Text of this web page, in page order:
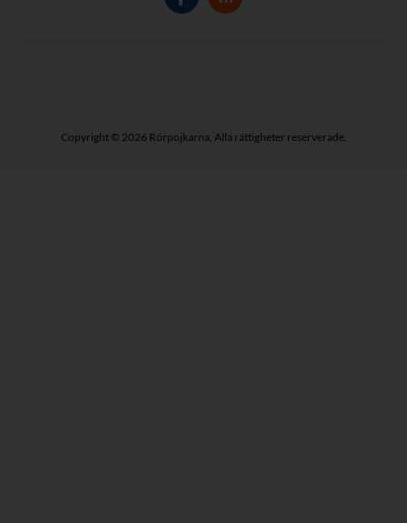
Copyright © 2026 Rörpojkarna. Alla rättigheter reserverade.